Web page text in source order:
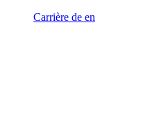
Carrière de en